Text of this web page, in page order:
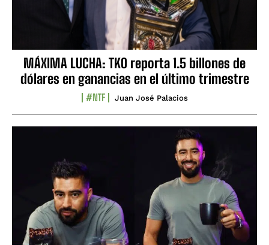
MÁXIMA LUCHA: TKO reporta 1.5 billones de
dólares en ganancias en el último trimestre
#NTF Juan José Palacios